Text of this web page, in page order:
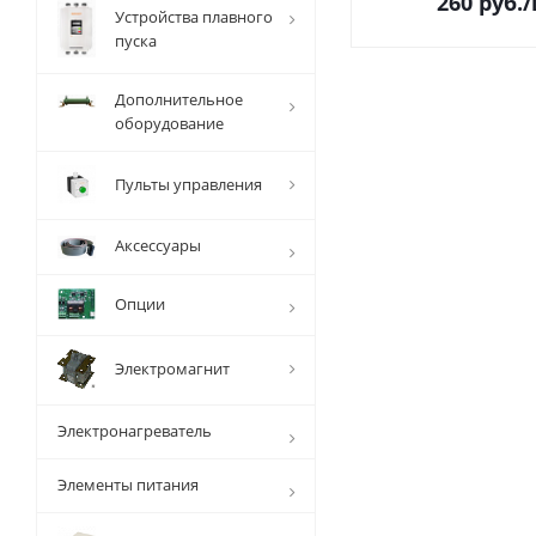
Устройства плавного
пуска
Дополнительное
оборудование
Пульты управления
Аксессуары
Опции
Электромагнит
Электронагреватель
Элементы питания